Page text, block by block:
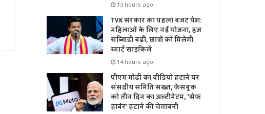
13 hours ago
TVK सरकार का पहला बजट पेश:
महिलाओं के लिए नई योजना, हज
सब्सिडी बढ़ी, छात्रों को मिलेंगी
स्मार्ट साइकिलें
14 hours ago
पीएम मोदी का वीडियो हटाने पर
संसदीय समिति सख्त, फेसबुक
को तीन दिन का अल्टीमेटम, ‘सेफ
हार्बर’ हटाने की चेतावनी